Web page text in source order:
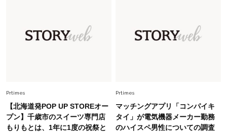
幸福感”に目が向いた」ライフスタイルも、服も
Fashion 2026.7.16
白黒でもこんなに華やぐ！40代、夏の「甘めト
Prtimes
【北海道発POP UP STOREオー
プン】千歳市のスイーツ専門店
もりもとは、1年に1度の祝祭と
Prtimes
マッチングアプリ「コンパイキ
タイ」が電気機器メーカー勤務
のハイスペ男性についての調査